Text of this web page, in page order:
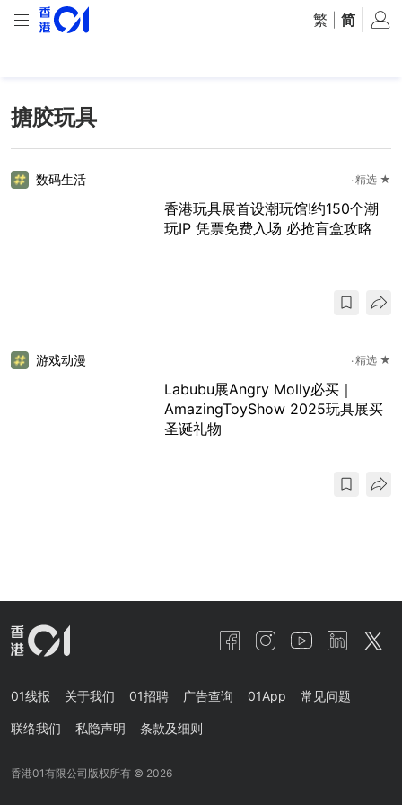
繁 简
搪胶玩具
数码生活 精选 ★
香港玩具展首设潮玩馆!约150个潮
玩IP 凭票免费入场 必抢盲盒攻略
游戏动漫 精选 ★
Labubu展Angry Molly必买｜
AmazingToyShow 2025玩具展买
圣诞礼物
01线报 关于我们 01招聘 广告查询 01App 常见问题
联络我们 私隐声明 条款及细则
香港01有限公司版权所有 © 2026